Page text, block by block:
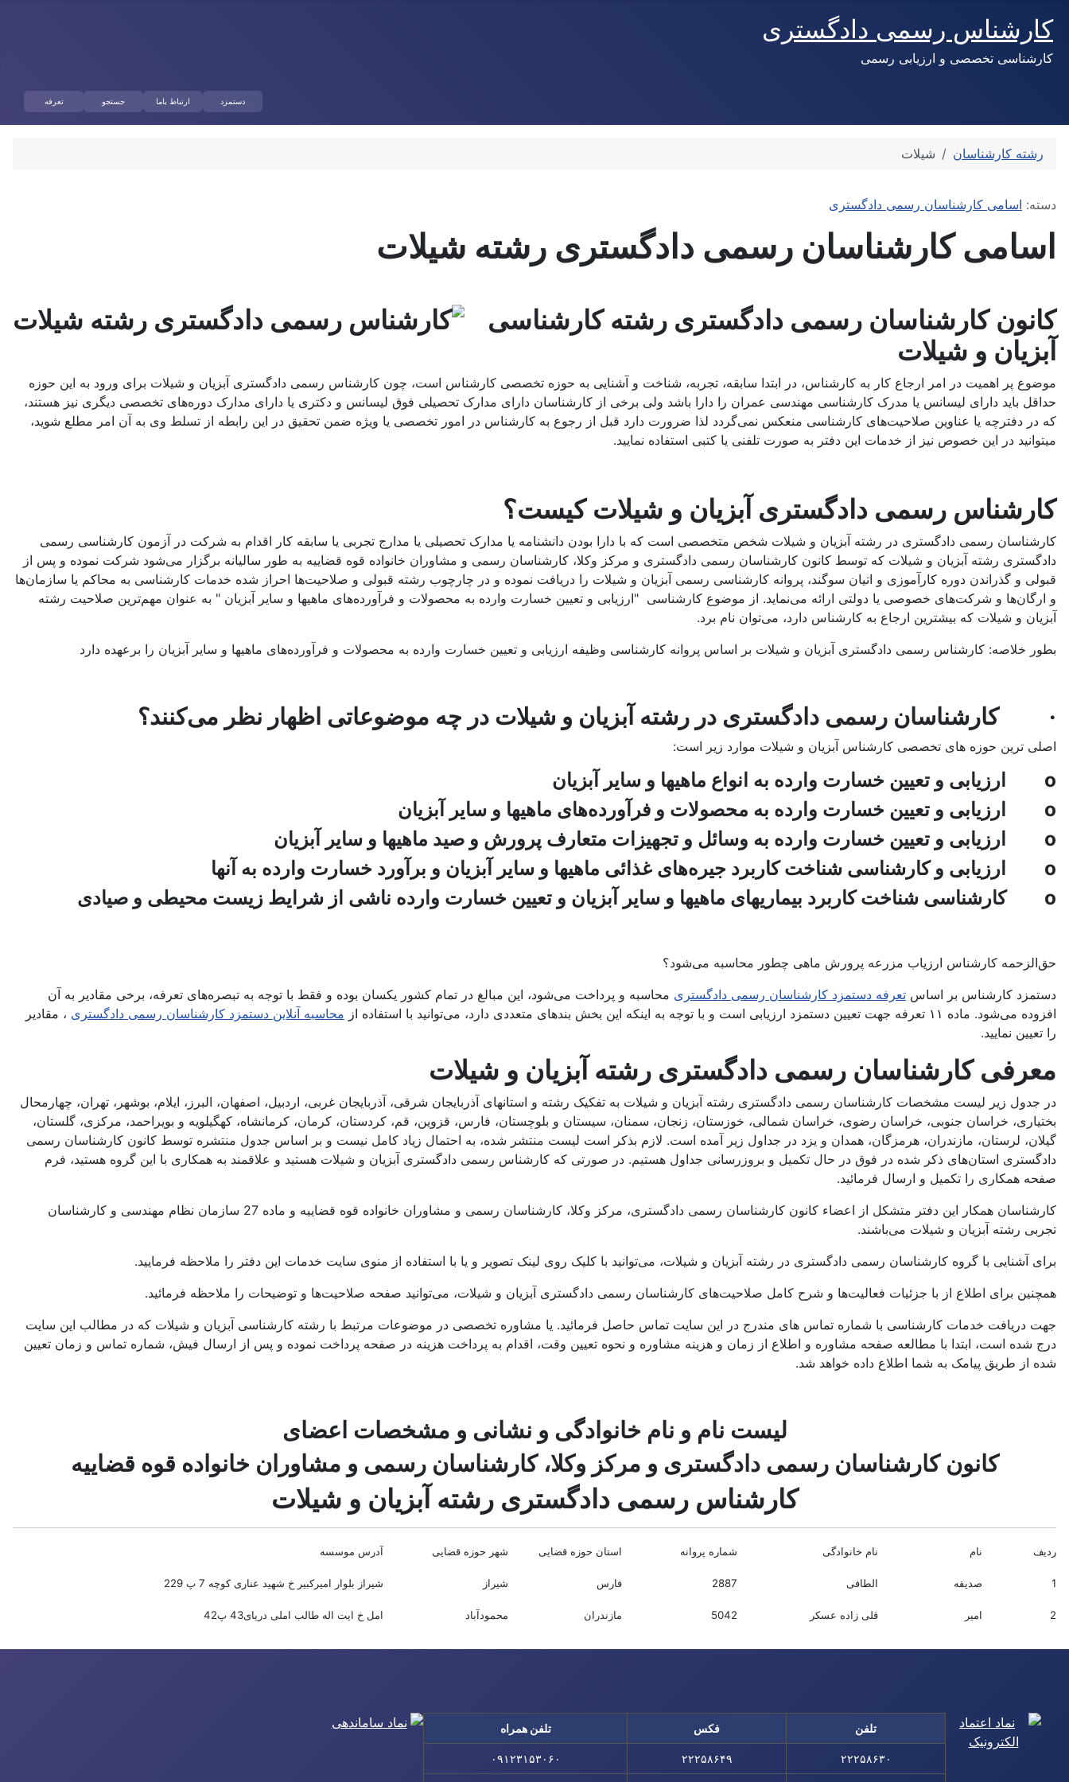
کارشناس رسمی دادگستری
کارشناسی تخصصی و ارزیابی رسمی
دستمزد ارتباط باما جستجو تعرفه
رشته کارشناسان شیلات
توضیحات
دسته: اسامی کارشناسان رسمی دادگستری
اسامی کارشناسان رسمی دادگستری رشته شیلات
کانون کارشناسان رسمی دادگستری رشته کارشناسی
آبزیان و شیلات
موضوع پر اهمیت در امر ارجاع کار به کارشناس، در ابتدا سابقه، تجربه، شناخت و آشنایی به حوزه تخصصی کارشناس است، چون کارشناس رسمی دادگستری آبزیان و شیلات برای ورود به این حوزه
حداقل باید دارای لیسانس یا مدرک کارشناسی مهندسی عمران را دارا باشد ولی برخی از کارشناسان دارای مدارک تحصیلی فوق لیسانس و دکتری یا دارای مدارک دوره‌های تخصصی دیگری نیز هستند،
که در دفترچه یا عناوین صلاحیت‌های کارشناسی منعکس نمی‌گردد لذا ضرورت دارد قبل از رجوع به کارشناس در امور تخصصی یا ویژه ضمن تحقیق در این رابطه از تسلط وی به آن امر مطلع شوید،
میتوانید در این خصوص نیز از خدمات این دفتر به صورت تلفنی یا کتبی استفاده نمایید.
کارشناس رسمی دادگستری آبزیان و شیلات کیست؟
کارشناسان رسمی دادگستری در رشته آبزیان و شیلات شخص متخصصی است که با دارا بودن دانشنامه یا مدارک تحصیلی یا مدارج تجربی یا سابقه کار اقدام به شرکت در آزمون کارشناسی رسمی
دادگستری رشته آبزیان و شیلات که توسط کانون کارشناسان رسمی دادگستری و مرکز وکلا، کارشناسان رسمی و مشاوران خانواده قوه قضاییه به طور سالیانه برگزار می‌شود شرکت نموده و پس از
قبولی و گذراندن دوره کارآموزی و اتیان سوگند، پروانه کارشناسی رسمی آبزیان و شیلات را دریافت نموده و در چارچوب رشته قبولی و صلاحیت‌ها احراز شده خدمات کارشناسی به محاکم یا سازمان‌ها
و ارگان‌ها و شرکت‌های خصوصی یا دولتی ارائه می‌نماید. از موضوع کارشناسی "ارزیابی و تعیین خسارت وارده به محصولات و فرآورده‌های ماهیها و سایر آبزیان " به عنوان مهم‌ترین صلاحیت رشته
آبزیان و شیلات که بیشترین ارجاع به کارشناس دارد، می‌توان نام برد.
بطور خلاصه: کارشناس رسمی دادگستری آبزیان و شیلات بر اساس پروانه کارشناسی وظیفه ارزیابی و تعیین خسارت وارده به محصولات و فرآورده‌های ماهیها و سایر آبزیان را برعهده دارد
· کارشناسان رسمی دادگستری در رشته آبزیان و شیلات در چه موضوعاتی اظهار نظر می‌کنند؟
اصلی ترین حوزه های تخصصی کارشناس آبزیان و شیلات موارد زیر است:
o ارزیابی و تعیین خسارت وارده به انواع ماهیها و سایر آبزیان
o ارزیابی و تعیین خسارت وارده به محصولات و فرآورده‌های ماهیها و سایر آبزیان
o ارزیابی و تعیین خسارت وارده به وسائل و تجهیزات متعارف پرورش و صید ماهیها و سایر آبزیان
o ارزیابی و کارشناسی شناخت کاربرد جیره‌های غذائی ماهیها و سایر آبزیان و برآورد خسارت وارده به آنها
o کارشناسی شناخت کاربرد بیماریهای ماهیها و سایر آبزیان و تعیین خسارت وارده ناشی از شرایط زیست محیطی و صیادی
حق‌الزحمه کارشناس ارزیاب مزرعه پرورش ماهی چطور محاسبه می‌شود؟
دستمزد کارشناس بر اساس تعرفه دستمزد کارشناسان رسمی دادگستری محاسبه و پرداخت می‌شود، این مبالغ در تمام کشور یکسان بوده و فقط با توجه به تبصره‌های تعرفه، برخی مقادیر به آن
افزوده می‌شود. ماده ۱۱ تعرفه جهت تعیین دستمزد ارزیابی است و با توجه به اینکه این بخش بندهای متعددی دارد، می‌توانید با استفاده از
محاسبه آنلاین دستمزد کارشناسان رسمی دادگستری ، مقادیر
را تعیین نمایید.
معرفی کارشناسان رسمی دادگستری رشته آبزیان و شیلات
در جدول زیر لیست مشخصات کارشناسان رسمی دادگستری رشته آبزیان و شیلات به تفکیک رشته و استانهای آذربایجان شرقی، آذربایجان غربی، اردبیل، اصفهان، البرز، ایلام، بوشهر، تهران، چهارمحال
بختیاری، خراسان جنوبی، خراسان رضوی، خراسان شمالی، خوزستان، زنجان، سمنان، سیستان و بلوچستان، فارس، قزوین، قم، کردستان، کرمان، کرمانشاه، کهگیلویه و بویراحمد، مرکزی، گلستان،
گیلان، لرستان، مازندران، هرمزگان، همدان و یزد در جداول زیر آمده است. لازم بذکر است لیست منتشر شده، به احتمال زیاد کامل نیست و بر اساس جدول منتشره توسط کانون کارشناسان رسمی
دادگستری استان‌های ذکر شده در فوق در حال تکمیل و بروزرسانی جداول هستیم. در صورتی که کارشناس رسمی دادگستری آبزیان و شیلات هستید و علاقمند به همکاری با این گروه هستید، فرم
صفحه همکاری را تکمیل و ارسال فرمائید.
کارشناسان همکار این دفتر متشکل از اعضاء کانون کارشناسان رسمی دادگستری، مرکز وکلا، کارشناسان رسمی و مشاوران خانواده قوه قضاییه و ماده 27 سازمان نظام مهندسی و کارشناسان
تجربی رشته آبزیان و شیلات می‌باشند.
برای آشنایی با گروه کارشناسان رسمی دادگستری در رشته آبزیان و شیلات، می‌توانید با کلیک روی لینک تصویر و یا با استفاده از منوی سایت خدمات این دفتر را ملاحظه فرمایید.
همچنین برای اطلاع از با جزئیات فعالیت‌‌ها و شرح کامل صلاحیت‌های کارشناسان رسمی دادگستری آبزیان و شیلات، می‌توانید صفحه صلاحیت‌ها و توضیحات را ملاحظه فرمائید.
جهت دریافت خدمات کارشناسی با شماره تماس های مندرج در این سایت تماس حاصل فرمائید. یا مشاوره تخصصی در موضوعات مرتبط با رشته کارشناسی آبزیان و شیلات که در مطالب این سایت
درج شده است، ابتدا با مطالعه صفحه مشاوره و اطلاع از زمان و هزینه مشاوره و نحوه تعیین وقت، اقدام به پرداخت هزینه در صفحه پرداخت نموده و پس از ارسال فیش، شماره تماس و زمان تعیین
شده از طریق پیامک به شما اطلاع داده خواهد شد.
لیست نام و نام خانوادگی و نشانی و مشخصات اعضای
کانون کارشناسان رسمی دادگستری و مرکز وکلا، کارشناسان رسمی و مشاوران خانواده قوه قضاییه
کارشناس رسمی دادگستری رشته آبزیان و شیلات
ردیف نام نام خانوادگی شماره پروانه استان حوزه قضایی شهر حوزه قضایی آدرس موسسه
1 صدیقه الطافی 2887 فارس شیراز شیراز بلوار امیرکبیر خ شهید عناری کوچه 7 پ 229
2 امیر قلی زاده عسکر 5042 مازندران محمودآباد امل خ ایت اله طالب املی دریای43 پ42
تلفن فکس تلفن همراه
۲۲۲۵۸۶۳۰ ۲۲۲۵۸۶۴۹ ۰۹۱۲۳۱۵۳۰۶۰